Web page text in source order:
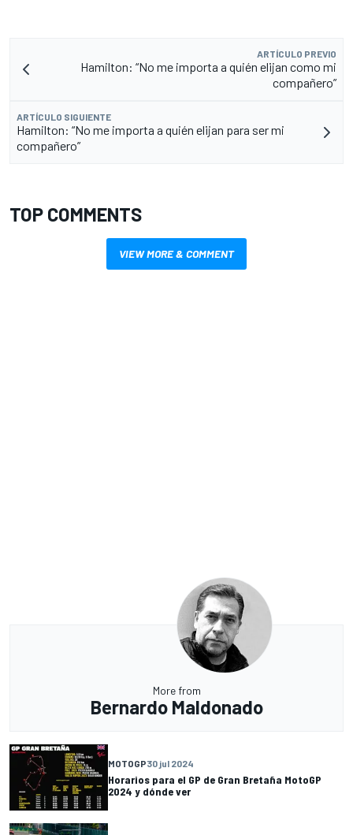
ARTÍCULO PREVIO
Hamilton: “No me importa a quién elijan como mi
compañero”
ARTÍCULO SIGUIENTE
Hamilton: “No me importa a quién elijan para ser mi
compañero”
TOP COMMENTS
VIEW MORE & COMMENT
More from
Bernardo Maldonado
MOTOGP30 jul 2024
Horarios para el GP de Gran Bretaña MotoGP
2024 y dónde ver